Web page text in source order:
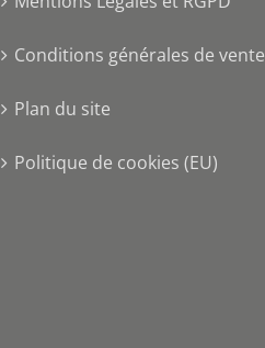
Conditions générales de vente
Plan du site
Politique de cookies (EU)